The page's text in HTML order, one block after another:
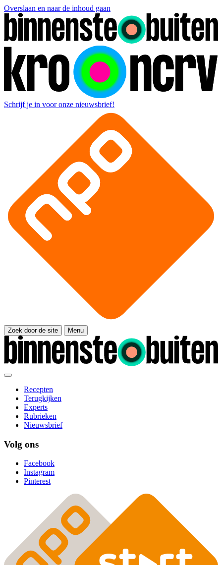
Overslaan en naar de inhoud gaan
Schrijf je in voor onze nieuwsbrief!
Zoek door de site Menu
Recepten
Terugkijken
Experts
Rubrieken
Nieuwsbrief
Volg ons
Facebook
Instagram
Pinterest